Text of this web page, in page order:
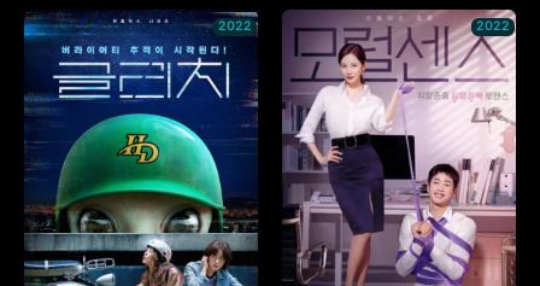
2022 2022